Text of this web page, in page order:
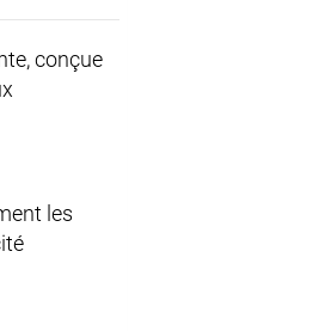
conçue
les